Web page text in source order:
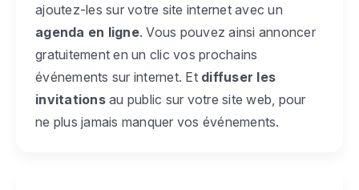
ajoutez-les sur votre site internet avec un
agenda en ligne. Vous pouvez ainsi annoncer
gratuitement en un clic vos prochains
événements sur internet. Et diffuser les
invitationsau public sur votre site web, pour
ne plus jamais manquer vos événements.